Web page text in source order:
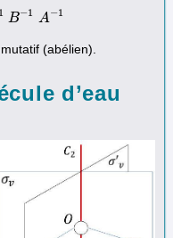
B−1 A−1
B −1 A− 1
(abélien).
d’eau